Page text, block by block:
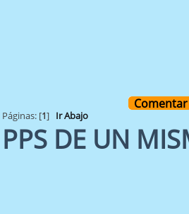
Comentar
Páginas: [1] Ir Abajo
PPS DE UN